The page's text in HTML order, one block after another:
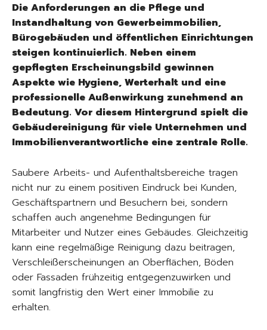
Die Anforderungen an die Pflege und
Instandhaltung von Gewerbeimmobilien,
Bürogebäuden und öffentlichen Einrichtungen
steigen kontinuierlich. Neben einem
gepflegten Erscheinungsbild gewinnen
Aspekte wie Hygiene, Werterhalt und eine
professionelle Außenwirkung zunehmend an
Bedeutung. Vor diesem Hintergrund spielt die
Gebäudereinigung für viele Unternehmen und
Immobilienverantwortliche eine zentrale Rolle.
Saubere Arbeits- und Aufenthaltsbereiche tragen
nicht nur zu einem positiven Eindruck bei Kunden,
Geschäftspartnern und Besuchern bei, sondern
schaffen auch angenehme Bedingungen für
Mitarbeiter und Nutzer eines Gebäudes. Gleichzeitig
kann eine regelmäßige Reinigung dazu beitragen,
Verschleißerscheinungen an Oberflächen, Böden
oder Fassaden frühzeitig entgegenzuwirken und
somit langfristig den Wert einer Immobilie zu
erhalten.